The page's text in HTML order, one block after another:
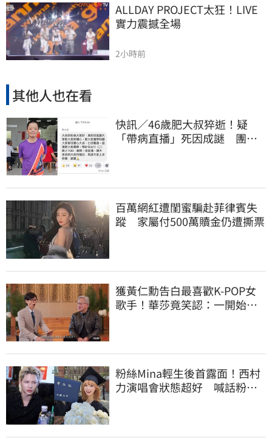
ALLDAY PROJECT太狂！LIVE
實力震撼全場
2小時前
其他人也在看
快訊／46歲肥大叔猝逝！疑
「帶病直播」死因成謎 團隊
百萬網紅遭閨蜜騙赴菲律賓失
蹤 家屬付500萬贖金仍遭撕票
獲黃仁勳告白最喜歡K-POP女
歌手！華莎竟笑認：一開始不
粉絲Mina輕生後首露面！西村
力演唱會狀態超好 喊話粉